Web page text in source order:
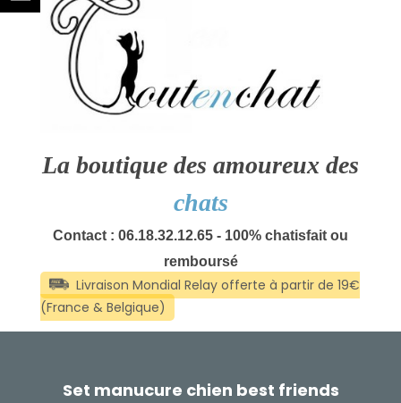
La boutique des amoureux des
chats
Contact : 06.18.32.12.65 - 100% chatisfait ou
remboursé
Set manucure chien best friends